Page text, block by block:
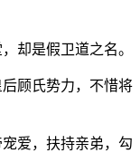
却是假卫道之名。
顾氏势力，不惜将
爱，扶持亲弟，勾